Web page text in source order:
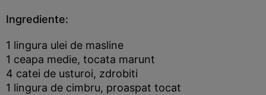
Ingrediente:
1 lingura ulei de masline
1 ceapa medie, tocata marunt
4 catei de usturoi, zdrobiti
1 lingura de cimbru, proaspat tocat